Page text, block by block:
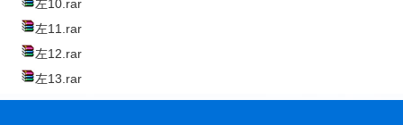
左10.rar
左11.rar
左12.rar
左13.rar